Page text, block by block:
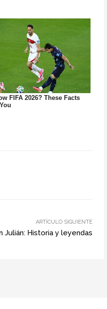
ARTÍCULO SIGUIENTE
Julián: Historia y leyendas